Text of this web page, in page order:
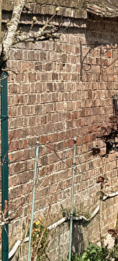
comprenant d'un
le salon.
présent avec
d'eau en
permet
d'une chambre
parentale, un
chambre
WC.
seconde
charges;
un pied-à-